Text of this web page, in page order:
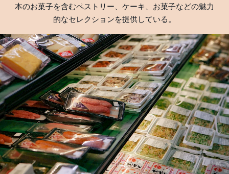
本のお菓子を含むペストリー、ケーキ、お菓子などの魅力
的なセレクションを提供している。